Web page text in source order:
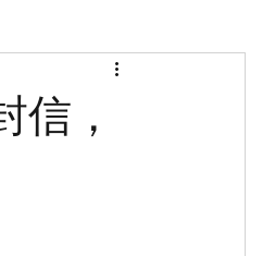
信，